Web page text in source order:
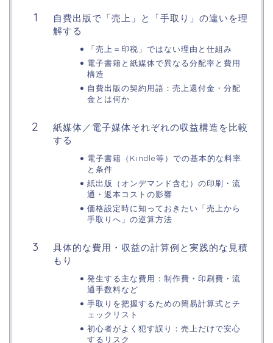
自費出版で「売上」と「手取り」の違いを理
解する
「売上＝印税」ではない理由と仕組み
電子書籍と紙媒体で異なる分配率と費用
構造
自費出版の契約用語：売上還付金・分配
金とは何か
紙媒体／電子媒体それぞれの収益構造を比較
する
電子書籍（Kindle等）での基本的な料率
と条件
紙出版（オンデマンド含む）の印刷・流
通・返本コストの影響
価格設定時に知っておきたい「売上から
手取りへ」の逆算方法
具体的な費用・収益の計算例と実践的な見積
もり
発生する主な費用：制作費・印刷費・流
通手数料など
手取りを把握するための簡易計算式とチ
ェックリスト
初心者がよく犯す誤り：売上だけで安心
するリスク